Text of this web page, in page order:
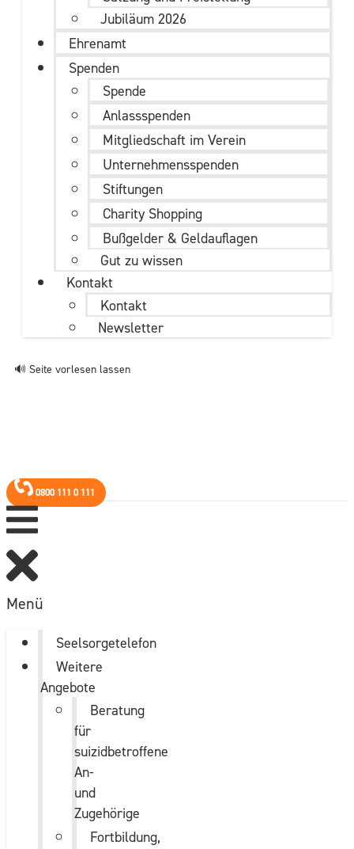
Jubiläum 2026
Ehrenamt
Spenden
Spende
Anlassspenden
Mitgliedschaft im Verein
Unternehmens­spenden
Stiftungen
Charity Shopping
Bußgelder & Geldauflagen
Gut zu wissen
Kontakt
Kontakt
Newsletter
🔊 Seite vorlesen lassen
0800 111 0 111
Menü
Seelsorgetelefon
Weitere
Angebote
Beratung
für
suizidbetroffene
An-
und
Zugehörige
Fortbildung,